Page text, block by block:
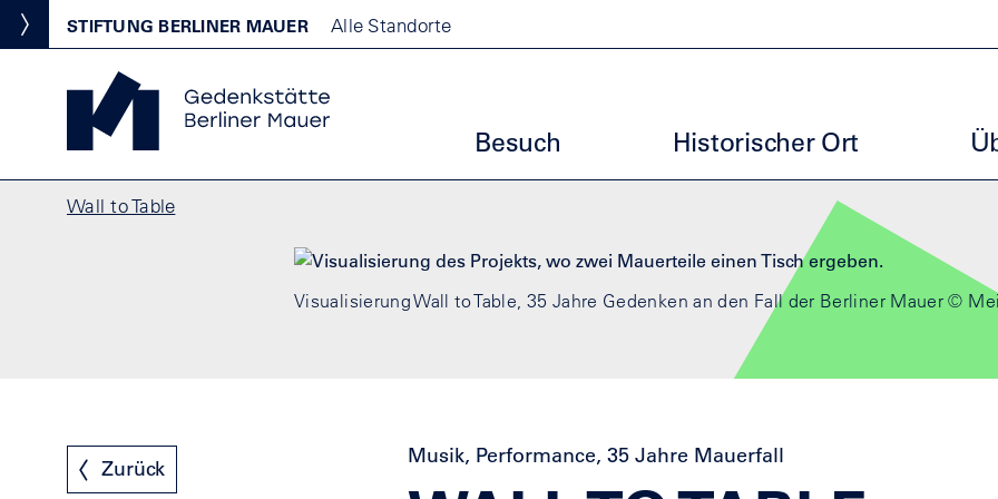
Direkt zum Inhalt
Standortmenu
Show locations
STIFTUNG BERLINER MAUER Alle Standorte
Gedenkstätte Berliner Mauer Startseite
Hauptmenu GBM
Besuch Historischer Ort
Pfadnavigation
Wall to Table
Visualisierung Wall to Table, 35 Jahre Gedenken an den Fall der Berliner Mauer©
Zurück
Musik, Performance, 35 Jahre Mauerfall